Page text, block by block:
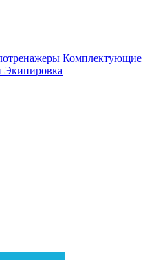
Комплектующие
Экипировка